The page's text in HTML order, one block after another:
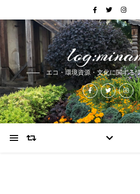
エコ・環境資源・文化に関する